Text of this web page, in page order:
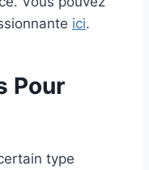
ici.
Pour
type